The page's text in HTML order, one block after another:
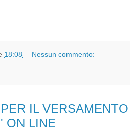
18:08 Nessun commento:
IL VERSAMENTO
ON LINE